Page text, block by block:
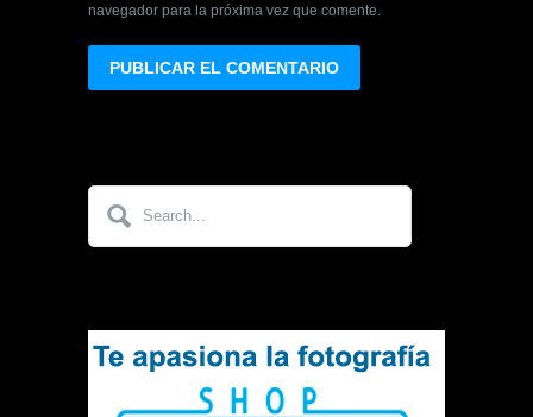
navegador para la próxima vez que comente.